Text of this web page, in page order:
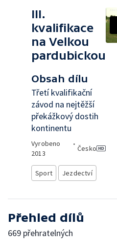
III.
kvalifikace
na Velkou
pardubickou
Obsah dílu
Třetí kvalifikační
závod na nejtěžší
překážkový dostih
kontinentu
Vyrobeno
2013
•
Česko
Sport Jezdectví
Přehled dílů
669 přehratelných